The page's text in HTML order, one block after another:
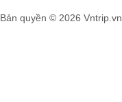
Bản quyền © 2026 Vntrip.vn